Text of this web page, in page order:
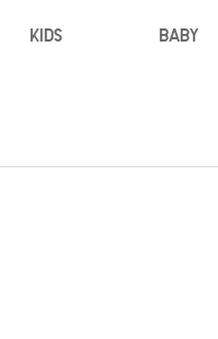
KIDS BABY